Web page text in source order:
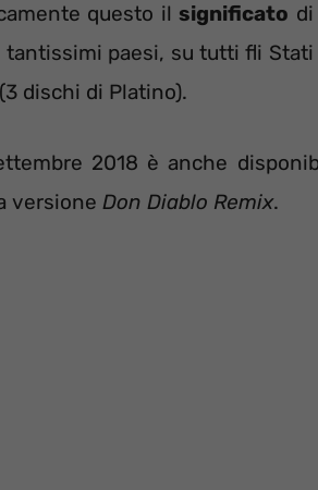
questo il significato
paesi, su tutti fli Stati
dischi di Platino).
2018 è anche
versione Don Diablo Remix.